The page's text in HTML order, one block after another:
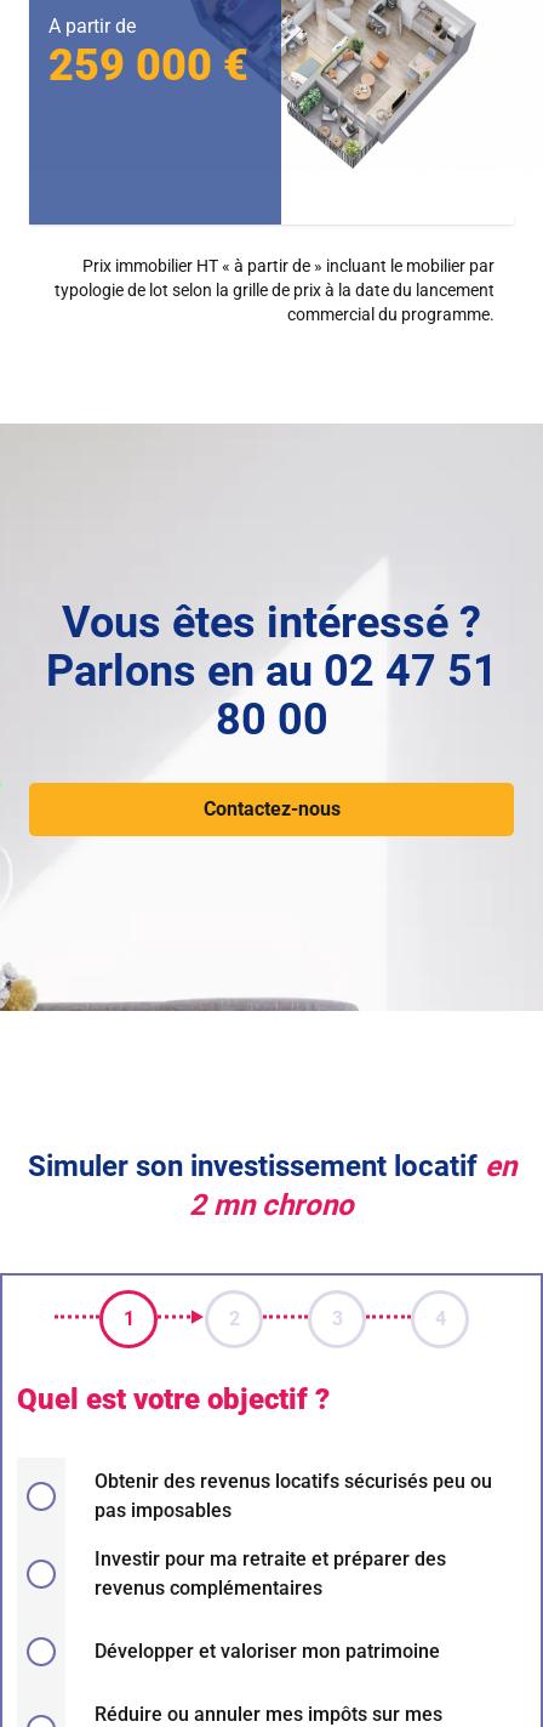
A partir de
259 000 €
Prix immobilier HT « à partir de » incluant le mobilier par
typologie de lot selon la grille de prix à la date du lancement
commercial du programme.
Vous êtes intéressé ?
Parlons en au 02 47 51
80 00
Contactez-nous
Simuler son investissement locatif en
2 mn chrono
1 2 3 4
Quel est votre objectif ?
Obtenir des revenus locatifs sécurisés peu ou
pas imposables
Investir pour ma retraite et préparer des
revenus complémentaires
Développer et valoriser mon patrimoine
Réduire ou annuler mes impôts sur mes